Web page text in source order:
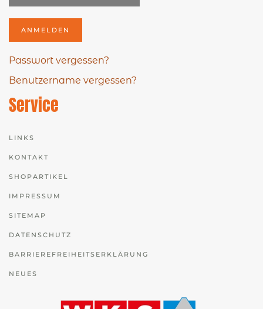
ANMELDEN
Passwort vergessen?
Benutzername vergessen?
Service
LINKS
KONTAKT
SHOPARTIKEL
IMPRESSUM
SITEMAP
DATENSCHUTZ
BARRIEREFREIHEITSERKLÄRUNG
NEUES